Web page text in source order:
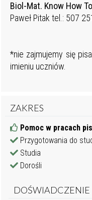
Biol-Mat. Know How
Paweł Pitak tel.: 507
*nie zajmujemy się
imieniu uczniów.
ZAKRES
Pomoc w pracach
Przygotowania do
Studia
Dorośli
DOŚWIADCZENIE